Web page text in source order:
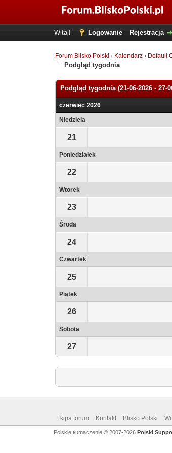
Witaj! Logowanie Rejestracja
Forum Blisko Polski › Kalendarz › Default
Podgląd tygodnia
Podgląd tygodnia (21-06-2026 - 27-
czerwiec 2026
Niedziela
21
Poniedziałek
22
Wtorek
23
Środa
24
Czwartek
25
Piątek
26
Sobota
27
Ekipa forum Kontakt Blisko Polski
Polskie tłumaczenie © 2007-2026 Polski